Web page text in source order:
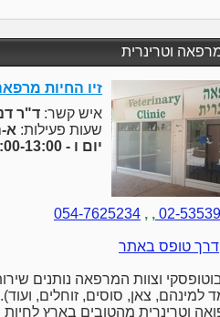
מרפאה וטרינרית
זיו החיות
איש קשר: ד"ר
שעות פעילות: א-ה.
יום ו - 10:00-13:00 חורף / 10:00-14:00 קיץ
02-
,
,
054-7625234
דרך טופס באתר
וצוות המרפאה נותנים
למינהם, צאן, סוסים, זוחלים,
וטרינרית מהטובים בארץ